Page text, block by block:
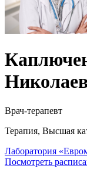
Врач-терапевт
Терапия, Высшая
Лаборатория
Посмотреть